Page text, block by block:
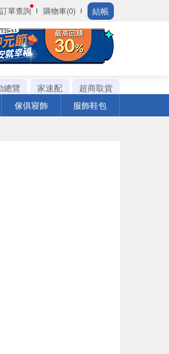
訂單查詢 購物車(0) 結帳
總覽 家速配
超商取貨
傢俱寢飾 服飾鞋包